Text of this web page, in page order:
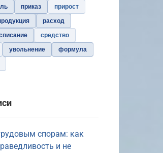
приказ
прирост
расход
средство
увольнение
формула
спорам: как
и не